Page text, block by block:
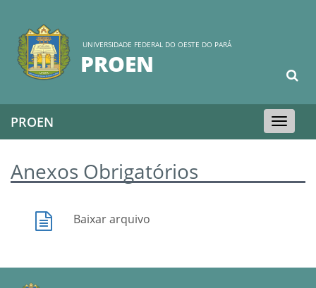
UNIVERSIDADE FEDERAL DO OESTE DO PARÁ
PROEN
Toggle
navigation
PROEN
Anexos Obrigatórios
Baixar arquivo